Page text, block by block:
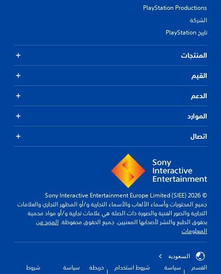
PlayStation Productions
الشركة
تاريخ PlayStation
المنتجات
القيم
الدعم
الموارد
اتصال
© 2026 Sony Interactive Entertainment Europe Limited (SIEE)
جميع المحتويات وأسماء الألعاب والأسماء التجارية و/أو المظهر التجاري والعلامات
التجارية والصور الفنية والصورة ذات الصلة هي علامات تجارية و/أو مواد محمية
بحقوق الطبع والنشر لأصحابها المعنيين. جميع الحقوق محفوظة. المزيد من
المعلومات
السعودية
القسم
سياسة
شروط استخدام
خريطة
سياسة
شروط